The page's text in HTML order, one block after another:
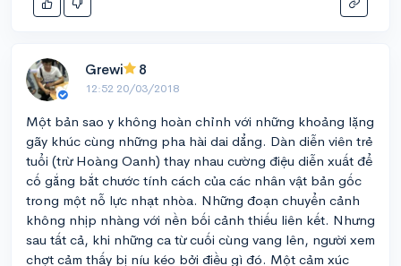
Grewi 8
12:52 20/03/2018
Một bản sao y không hoàn chỉnh với những khoảng lặng
gãy khúc cùng những pha hài dai dẳng. Dàn diễn viên trẻ
tuổi (trừ Hoàng Oanh) thay nhau cường điệu diễn xuất để
cố gắng bắt chước tính cách của các nhân vật bản gốc
trong một nỗ lực nhạt nhòa. Những đoạn chuyển cảnh
không nhịp nhàng với nền bối cảnh thiếu liên kết. Nhưng
sau tất cả, khi những ca từ cuối cùng vang lên, người xem
chợt cảm thấy bị níu kéo bởi điều gì đó. Một cảm xúc